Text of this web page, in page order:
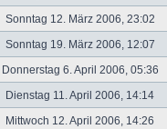
Sonntag 12. März 2006, 23:02
Sonntag 19. März 2006, 12:07
Donnerstag 6. April 2006, 05:36
Dienstag 11. April 2006, 14:14
Mittwoch 12. April 2006, 14:26